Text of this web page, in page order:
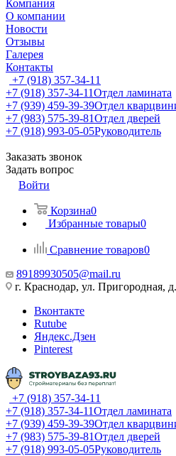
Компания
О компании
Новости
Отзывы
Галерея
Контакты
+7 (918) 357-34-11
+7 (918) 357-34-11Отдел ламината
+7 (939) 459-39-39Отдел
+7 (983) 575-39-81Отдел дверей
+7 (918) 993-05-05Руководитель
Заказать звонок
Задать вопрос
Войти
Корзина0
Избранные товары0
Сравнение товаров0
89189930505@mail.ru
г. Краснодар, ул. Пригородная,
Вконтакте
Rutube
Яндекс.Дзен
Pinterest
+7 (918) 357-34-11
+7 (918) 357-34-11Отдел ламината
+7 (939) 459-39-39Отдел
+7 (983) 575-39-81Отдел дверей
+7 (918) 993-05-05Руководитель